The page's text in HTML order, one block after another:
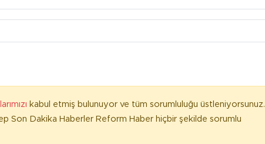
kabul etmiş bulunuyor ve tüm sorumluluğu üstleniyorsunuz.
Son Dakika Haberler Reform Haber hiçbir şekilde sorumlu